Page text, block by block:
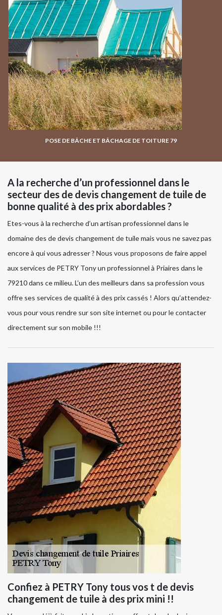
POSE DE BÂCHE ET BÂCHAGE DE TOITURE 79
A la recherche d’un professionnel dans le
secteur des de devis changement de tuile de
bonne qualité à des prix abordables ?
Etes-vous à la recherche d’un artisan professionnel dans le
domaine des de devis changement de tuile mais vous ne savez pas
encore à qui vous adresser ? Nous vous proposons de faire appel
aux services de PETRY Tony un professionnel à Priaires dans le
79210 dans ce milieu. L’un des meilleurs dans sa profession vous
offre ses services de qualité à des prix cassés ! Alors qu’attendez-
vous pour vous rendre sur son site internet ou pour le contacter
directement sur son mobile !!!
Confiez à PETRY Tony tous vos t de devis
changement de tuile à des prix mini !!